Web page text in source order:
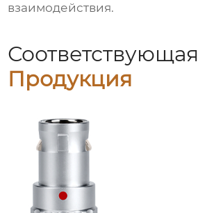
взаимодействия.
Соответствующая
Продукция